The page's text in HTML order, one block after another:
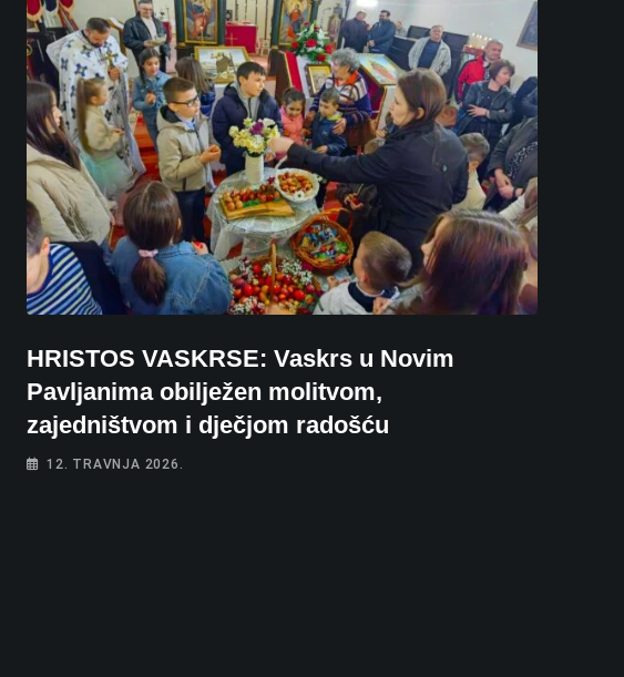
HRISTOS VASKRSE: Vaskrs u Novim
Pavljanima obilježen molitvom,
zajedništvom i dječjom radošću
12. TRAVNJA 2026.